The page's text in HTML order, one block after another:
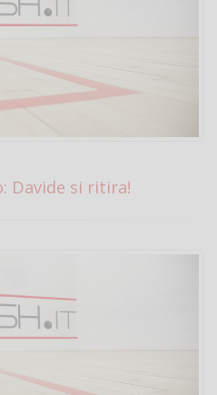
Davide si ritira!